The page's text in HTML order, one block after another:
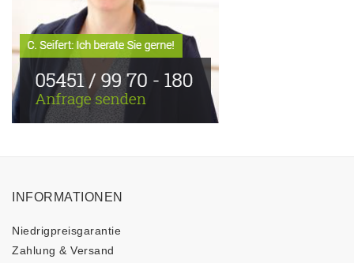
INFORMATIONEN
Niedrigpreisgarantie
Zahlung & Versand